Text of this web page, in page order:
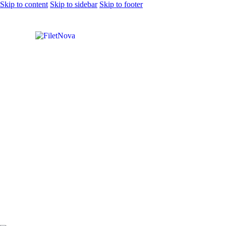
Skip to content Skip to sidebar Skip to footer